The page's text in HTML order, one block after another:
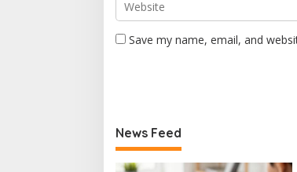
Save my name, email, and
News Feed